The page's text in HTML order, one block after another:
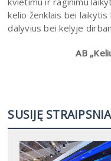
kelio ženklais bei
dalyvius bei kelyje
AB
SUSIJĘ